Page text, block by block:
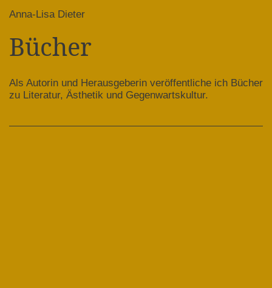
Anna-Lisa Dieter
Bücher
Als Autorin und Herausgeberin veröffentliche ich Bücher
zu Literatur, Ästhetik und Gegenwartskultur.